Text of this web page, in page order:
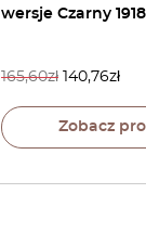
wersje Czarny
165,60zł 140,76zł
Zobacz